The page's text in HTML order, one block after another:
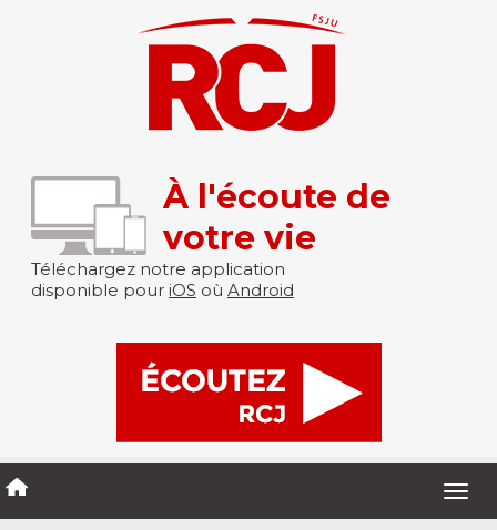
À l'écoute de
votre vie
Téléchargez notre application
disponible pour iOS où Android